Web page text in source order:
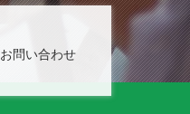
お問い合わせ